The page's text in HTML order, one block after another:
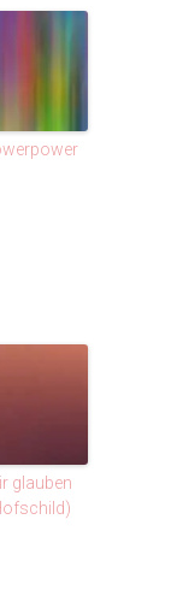
glauben